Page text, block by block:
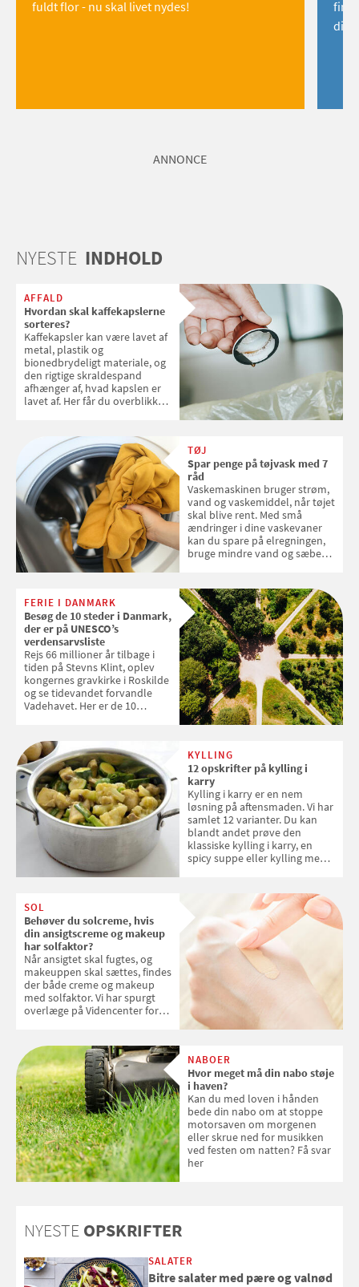
fuldt flor - nu skal livet nydes!
find
dig!
ANNONCE
NYESTE INDHOLD
AFFALD
Hvordan skal kaffekapslerne
sorteres?
Kaffekapsler kan være lavet af
metal, plastik og
bionedbrydeligt materiale, og
den rigtige skraldespand
afhænger af, hvad kapslen er
lavet af. Her får du overblikket
TØJ
Spar penge på tøjvask med 7
råd
Vaskemaskinen bruger strøm,
vand og vaskemiddel, når tøjet
skal blive rent. Med små
ændringer i dine vaskevaner
kan du spare på elregningen,
bruge mindre vand og sæbe
enkle råd til at spare penge på
tøjvasken
FERIE I DANMARK
Besøg de 10 steder i Danmark,
der er på UNESCO’s
verdensarvsliste
Rejs 66 millioner år tilbage i
tiden på Stevns Klint, oplev
kongernes gravkirke i Roskilde
og se tidevandet forvandle
Vadehavet. Her er de 10
KYLLING
12 opskrifter på kylling i
karry
Kylling i karry er en nem
løsning på aftensmaden. Vi har
samlet 12 varianter. Du kan
blandt andet prøve den
klassiske kylling i karry, en
spicy suppe eller kylling med
SOL
Behøver du solcreme, hvis
din ansigtscreme og makeup
har solfaktor?
Når ansigtet skal fugtes, og
makeuppen skal sættes, findes
der både creme og makeup
med solfaktor. Vi har spurgt
overlæge på Videncenter for
med SPF kan erstatte
solcreme, når man bevæger
sig ud i solen
NABOER
Hvor meget må din nabo støje
i haven?
Kan du med loven i hånden
bede din nabo om at stoppe
motorsaven om morgenen
eller skrue ned for musikken
ved festen om natten? Få svar
her
NYESTE OPSKRIFTER
SALATER
Bitre salater med pære og valnød